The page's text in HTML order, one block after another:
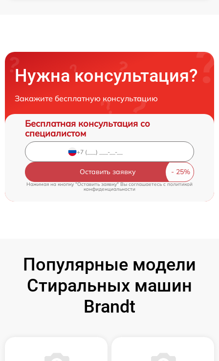
Нужна консультация?
Закажите бесплатную консультацию
Бесплатная консультация со
специалистом
Оставить заявку
Нажимая на кнопку "Оставить заявку" Вы соглашаетесь cполитикой
конфиденциальности
Популярные модели
Стиральных машин
Brandt